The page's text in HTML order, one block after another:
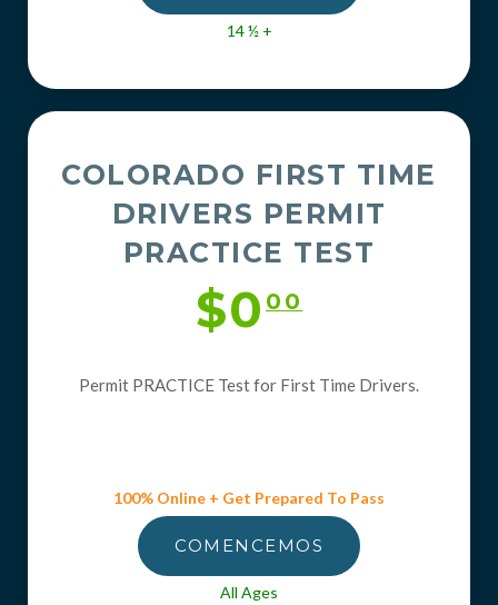
14 ½ +
COLORADO FIRST TIME
DRIVERS PERMIT
PRACTICE TEST
$0 00
Permit PRACTICE Test for First Time Drivers.
100% Online + Get Prepared To Pass
COMENCEMOS
All Ages